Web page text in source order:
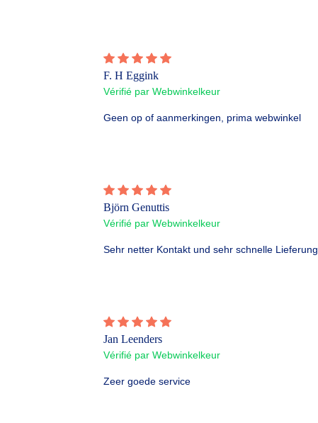
F. H Eggink
Vérifié par Webwinkelkeur
Geen op of aanmerkingen, prima webwinkel
Björn Genuttis
Vérifié par Webwinkelkeur
Sehr netter Kontakt und sehr schnelle Lieferung.
Jan Leenders
Vérifié par Webwinkelkeur
Zeer goede service